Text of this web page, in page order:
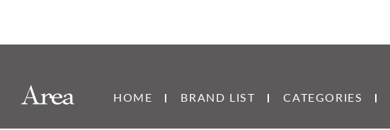
HOME BRAND LIST CATEGORIES